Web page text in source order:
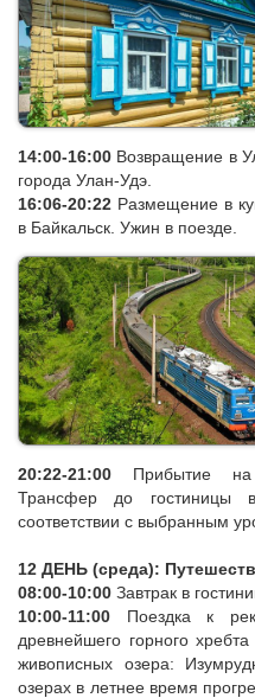
13:00-14:00Угощение
обедом.
14:00-16:00Возвращение в
города Улан-Удэ.
16:06-20:22Размещение в
в Байкальск. Ужин в поезде.
20:22-21:00Прибытие на
Трансфер до гостиницы